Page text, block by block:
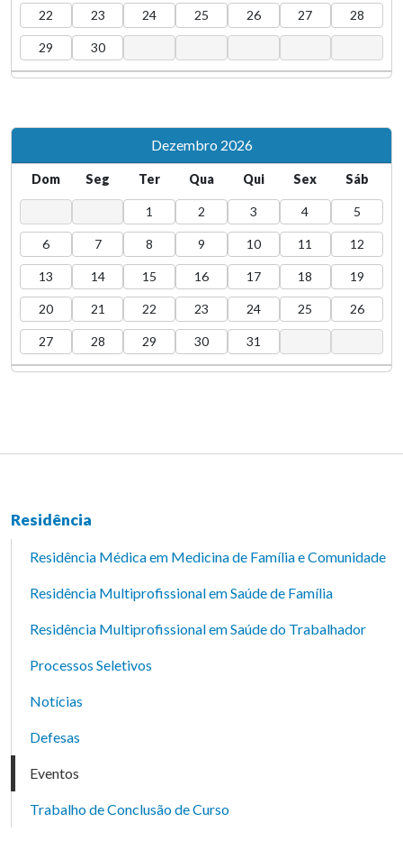
22 23 24 25 26 27 28
29 30
Dezembro 2026
Dom Seg Ter Qua Qui Sex Sáb
1 2 3 4 5
6 7 8 9 10 11 12
13 14 15 16 17 18 19
20 21 22 23 24 25 26
27 28 29 30 31
Residência
Residência Médica em Medicina de Família e Comunidade
Residência Multiprofissional em Saúde de Família
Residência Multiprofissional em Saúde do Trabalhador
Processos Seletivos
Notícias
Defesas
Eventos
Trabalho de Conclusão de Curso